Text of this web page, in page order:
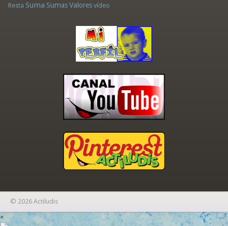
Resta Suma Sumas Valores vídeo
© 2026 Actiludis
×